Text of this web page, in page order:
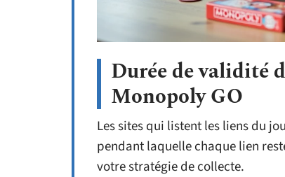
Durée de validité
Monopoly GO
Les sites qui listent les liens du
pendant laquelle chaque lien
votre stratégie de collecte.